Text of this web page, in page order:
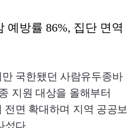
예방률 86%, 집단 면역
국한됐던 사람유두종바
지원 대상을 올해부터
전면 확대하며 지역 공공보
섰다.